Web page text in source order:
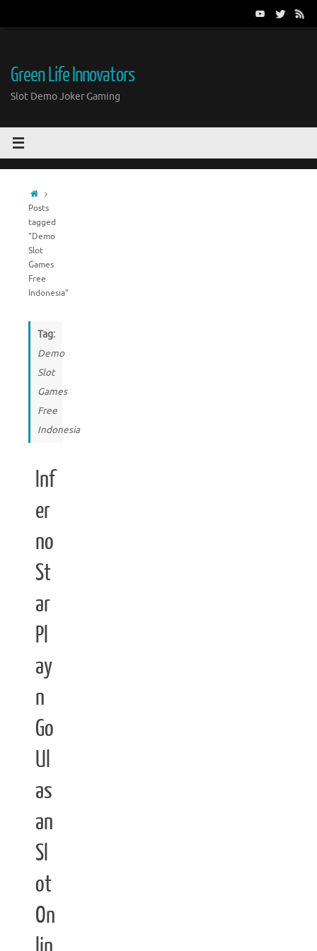
Green Life Innovators
Slot Demo Joker Gaming
Home
Posts
tagged
"Demo
Slot
Games
Free
Indonesia"
Tag:
Demo
Slot
Games
Free
Indonesia
Inf
er
no
St
ar
Pl
ay
n
Go
Ul
as
an
Sl
ot
On